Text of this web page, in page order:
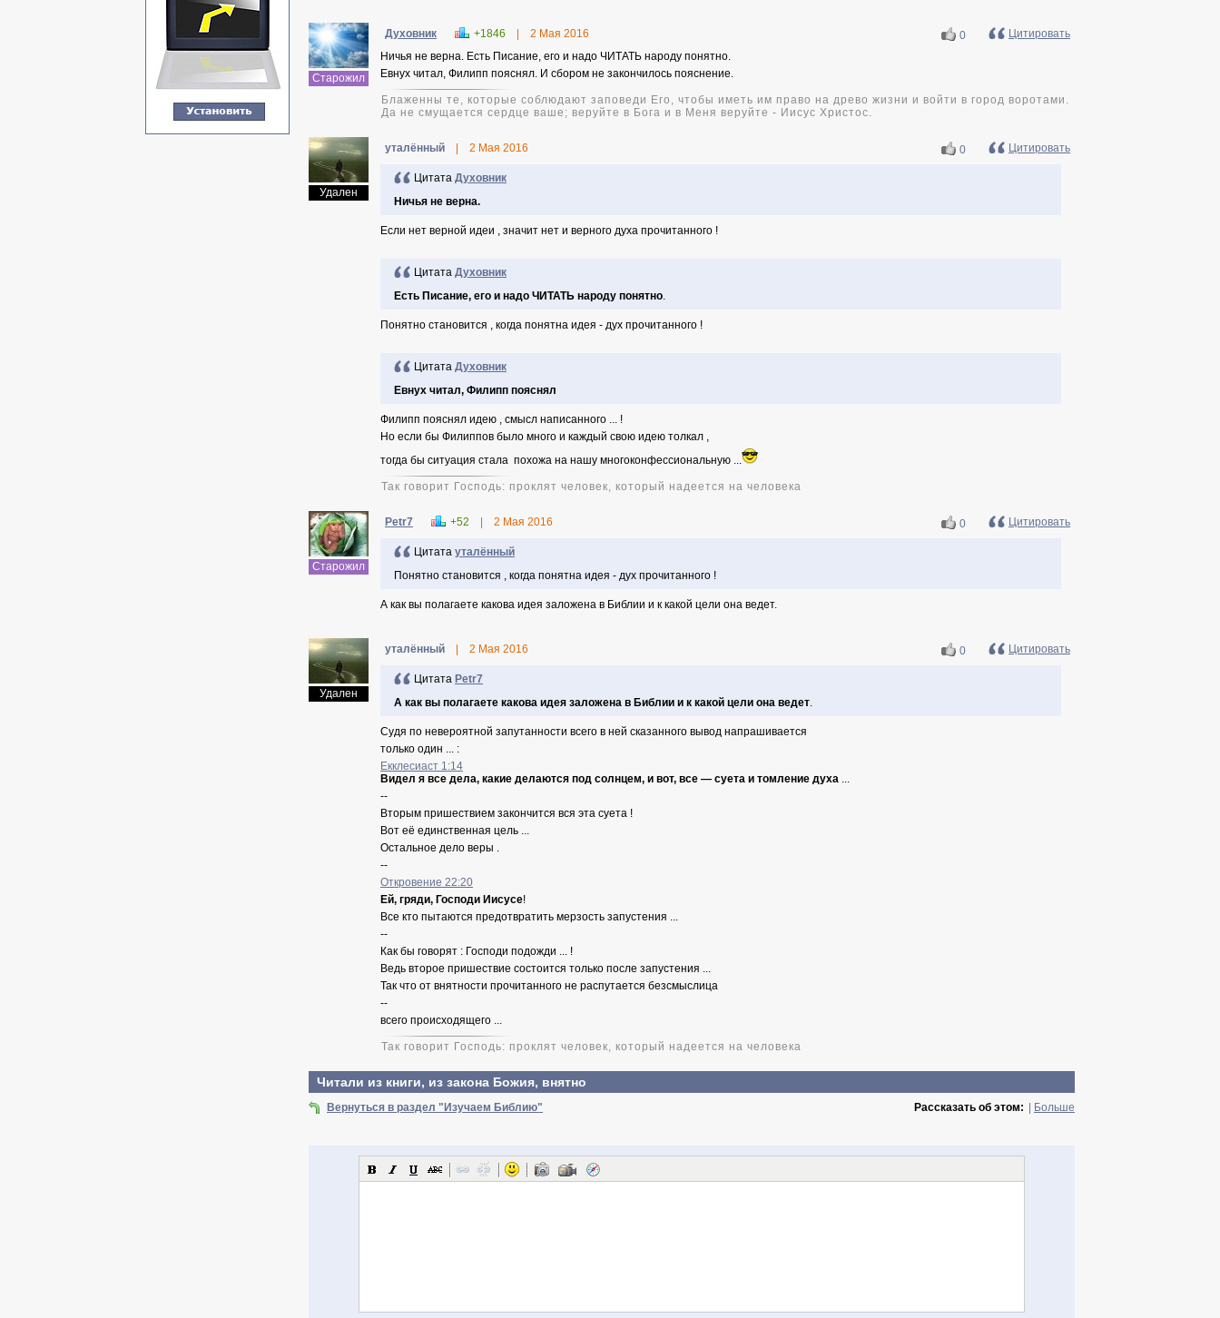
Старожил
Духовник +1846 2 Мая 2016 0
Цитировать
Ничья не верна. Есть Писание, его и надо ЧИТАТЬ народу понятно.
Евнух читал, Филипп пояснял. И сбором не закончилось пояснение.
Блаженны те, которые соблюдают заповеди Его, чтобы иметь им право на древо жизни и войти в город воротами.
Да не смущается сердце ваше; веруйте в Бога и в Меня веруйте - Иисус Христос.
Удален
уталённый 2 Мая 2016 0 Цитировать
Цитата Духовник
Ничья не верна.
Если нет верной идеи , значит нет и верного духа прочитанного !
Цитата Духовник
Есть Писание, его и надо ЧИТАТЬ народу понятно.
Понятно становится , когда понятна идея - дух прочитанного !
Цитата Духовник
Евнух читал, Филипп пояснял
Филипп пояснял идею , смысл написанного ... !
Но если бы Филиппов было много и каждый свою идею толкал ,
тогда бы ситуация стала похожа на нашу многоконфессиональную ...
Так говорит Господь: проклят человек, который надеется на человека
Старожил
Petr7 +52 2 Мая 2016 0 Цитировать
Цитата уталённый
Понятно становится , когда понятна идея - дух прочитанного !
А как вы полагаете какова идея заложена в Библии и к какой цели она ведет.
Удален
уталённый 2 Мая 2016 0 Цитировать
Цитата Petr7
А как вы полагаете какова идея заложена в Библии и к какой цели она ведет.
Судя по невероятной запутанности всего в ней сказанного вывод напрашивается
только один ... :
Екклесиаст 1:14
Видел я все дела, какие делаются под солнцем, и вот, все — суета и томление духа ...
--
Вторым пришествием закончится вся эта суета !
Вот её единственная цель ...
Остальное дело веры .
--
Откровение 22:20
Ей, гряди, Господи Иисусе!
Все кто пытаются предотвратить мерзость запустения ...
--
Как бы говорят : Господи подожди ... !
Ведь второе пришествие состоится только после запустения ...
Так что от внятности прочитанного не распутается безсмыслица
--
всего происходящего ...
Так говорит Господь: проклят человек, который надеется на человека
Читали из книги, из закона Божия, внятно
Вернуться в раздел "Изучаем Библию" Больше
Рассказать об этом: